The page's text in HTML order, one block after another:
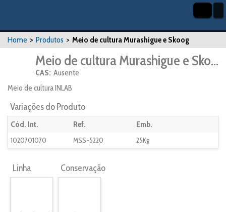
Home > Produtos > Meio de cultura Murashigue e Skoog
Meio de cultura Murashigue e Skoog
CAS: Ausente
Meio de cultura INLAB
Variações do Produto
Cód. Int. Ref. Emb.
1020701070 MSS-5220 25Kg
Linha Conservação